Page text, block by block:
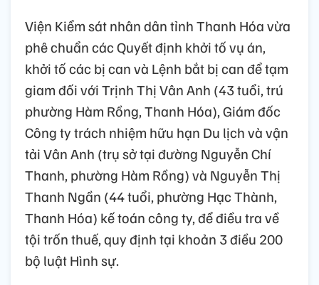
Viện Kiểm sát nhân dân tỉnh Thanh Hóa vừa
phê chuẩn các Quyết định khởi tố vụ án,
khởi tố các bị can và Lệnh bắt bị can để tạm
giam đối với Trịnh Thị Vân Anh (43 tuổi, trú
phường Hàm Rồng, Thanh Hóa), Giám đốc
Công ty trách nhiệm hữu hạn Du lịch và vận
tải Vân Anh (trụ sở tại đường Nguyễn Chí
Thanh, phường Hàm Rồng) và Nguyễn Thị
Thanh Ngần (44 tuổi, phường Hạc Thành,
Thanh Hóa) kế toán công ty, để điều tra về
tội trốn thuế, quy định tại khoản 3 điều 200
bộ luật Hình sự.